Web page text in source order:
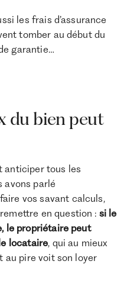
les frais d’assurance
tomber au début du
garantie…
du bien peut
anticiper tous les
avons parlé
vos savant calculs,
en question : si le
le propriétaire peut
locataire, qui au mieux
au pire voit son loyer